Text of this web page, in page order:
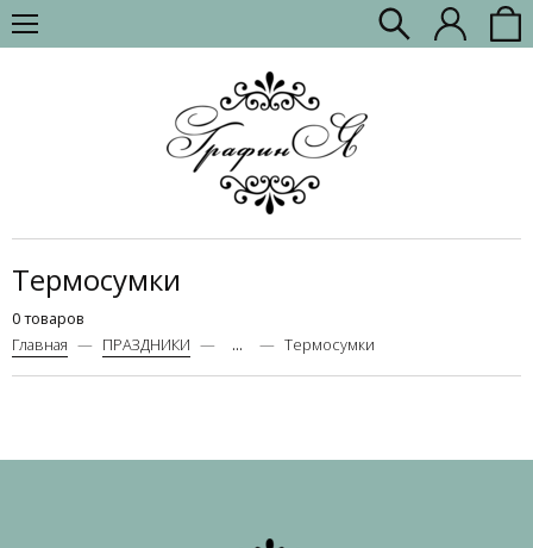
Термосумки
0 товаров
Главная
ПРАЗДНИКИ ... Термосумки